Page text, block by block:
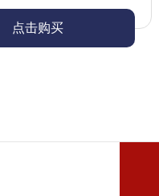
点击购买